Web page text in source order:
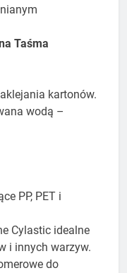
Taśma
kartonów.
wodą –
PP, PET i
Cylastic idealne
i innych warzyw.
do